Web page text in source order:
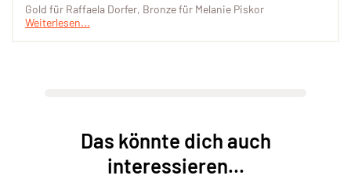
Gold für Raffaela Dorfer, Bronze für Melanie Piskor
Weiterlesen...
Das könnte dich auch
interessieren...